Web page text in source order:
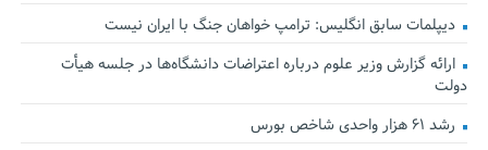
دیپلمات سابق انگلیس:‌ ترامپ خواهان جنگ با ایران نیست
ارائه گزارش وزیر علوم درباره اعتراضات دانشگاه‌ها در جلسه هیأت
دولت
رشد ۶۱ هزار واحدی شاخص بورس